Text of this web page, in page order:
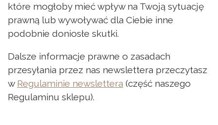
które mogłoby mieć wpływ na Twoją sytuację
prawną lub wywoływać dla Ciebie inne
podobnie doniosłe skutki.
Dalsze informacje prawne o zasadach
przesyłania przez nas newslettera przeczytasz
w Regulaminie newslettera (część naszego
Regulaminu sklepu).